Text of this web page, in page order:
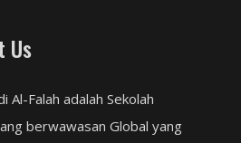
Us
Al-Falah adalah Sekolah
berwawasan Global yang